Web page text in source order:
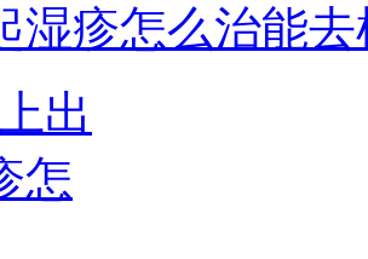
湿疹怎么治能去